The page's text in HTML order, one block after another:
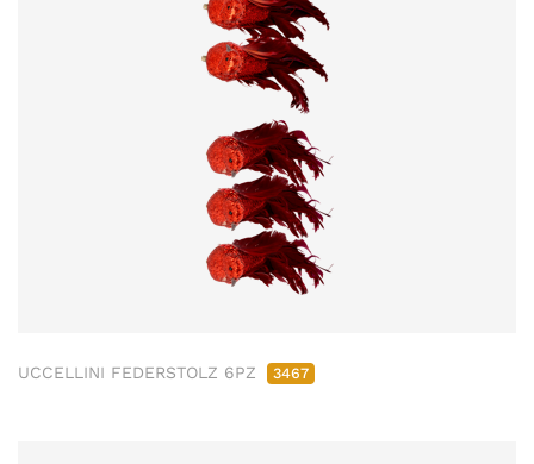
UCCELLINI FEDERSTOLZ 6PZ 3467